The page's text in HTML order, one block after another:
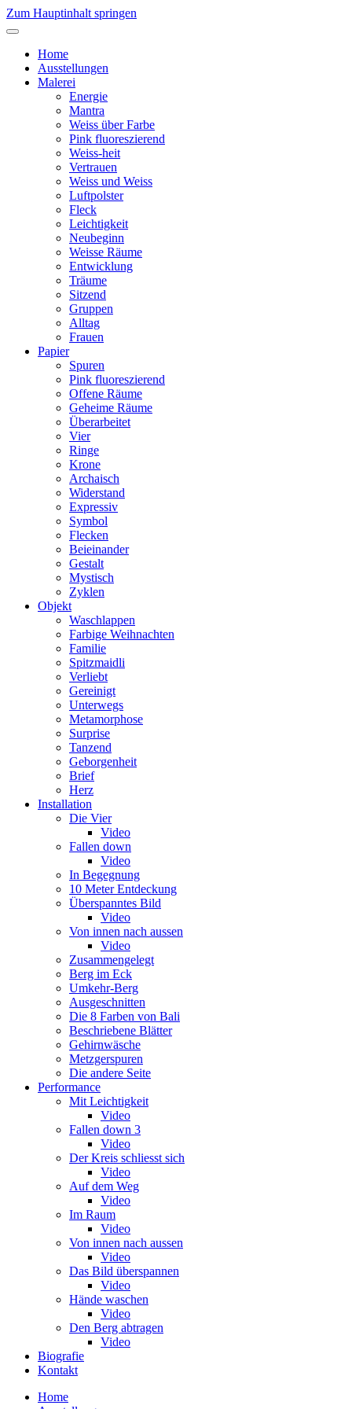
Zum Hauptinhalt springen
Home
Ausstellungen
Malerei
Energie
Mantra
Weiss über Farbe
Pink fluoreszierend
Weiss-heit
Vertrauen
Weiss und Weiss
Luftpolster
Fleck
Leichtigkeit
Neubeginn
Weisse Räume
Entwicklung
Träume
Sitzend
Gruppen
Alltag
Frauen
Papier
Spuren
Pink fluoreszierend
Offene Räume
Geheime Räume
Überarbeitet
Vier
Ringe
Krone
Archaisch
Widerstand
Expressiv
Symbol
Flecken
Beieinander
Gestalt
Mystisch
Zyklen
Objekt
Waschlappen
Farbige Weihnachten
Familie
Spitzmaidli
Verliebt
Gereinigt
Unterwegs
Metamorphose
Surprise
Tanzend
Geborgenheit
Brief
Herz
Installation
Die Vier
Video
Fallen down
Video
In Begegnung
10 Meter Entdeckung
Überspanntes Bild
Video
Von innen nach aussen
Video
Zusammengelegt
Berg im Eck
Umkehr-Berg
Ausgeschnitten
Die 8 Farben von Bali
Beschriebene Blätter
Gehirnwäsche
Metzgerspuren
Die andere Seite
Performance
Mit Leichtigkeit
Video
Fallen down 3
Video
Der Kreis schliesst sich
Video
Auf dem Weg
Video
Im Raum
Video
Von innen nach aussen
Video
Das Bild überspannen
Video
Hände waschen
Video
Den Berg abtragen
Video
Biografie
Kontakt
Home